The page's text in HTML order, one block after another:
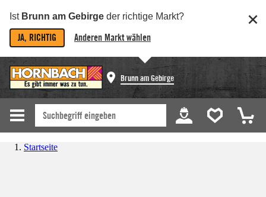
Ist Brunn am Gebirge der richtige Markt?
JA, RICHTIG Anderen Markt wählen
Brunn am Gebirge
Startseite